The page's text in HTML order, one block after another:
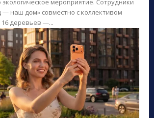
мероприятие. Сотрудники
— наш дом» совместно с коллективом
деревьев —...